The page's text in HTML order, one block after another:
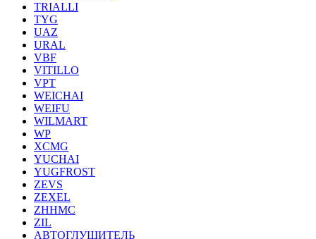
TRIALLI
TYG
UAZ
URAL
VBF
VITILLO
VPT
WEICHAI
WEIFU
WILMART
WP
XCMG
YUCHAI
YUGFROST
ZEVS
ZEXEL
ZHHMC
ZIL
АВТОГЛУШИТЕЛЬ